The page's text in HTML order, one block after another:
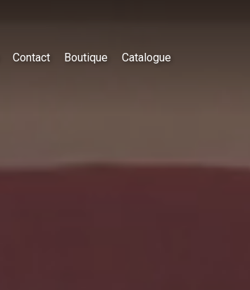
Contact Boutique Catalogue